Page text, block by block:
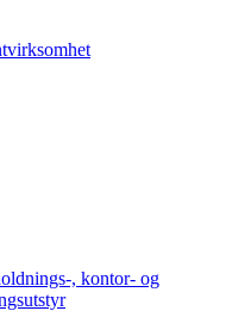
, kontor- og